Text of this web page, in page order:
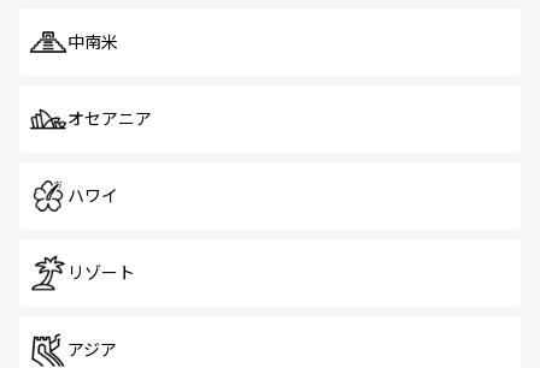
中南米
オセアニア
ハワイ
リゾート
アジア